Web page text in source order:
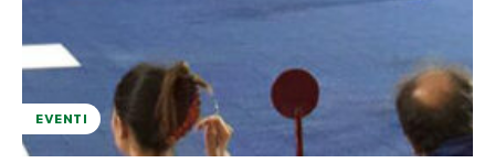
EVENTI